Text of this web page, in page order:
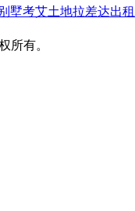
墅考艾土地拉差达出
所有。